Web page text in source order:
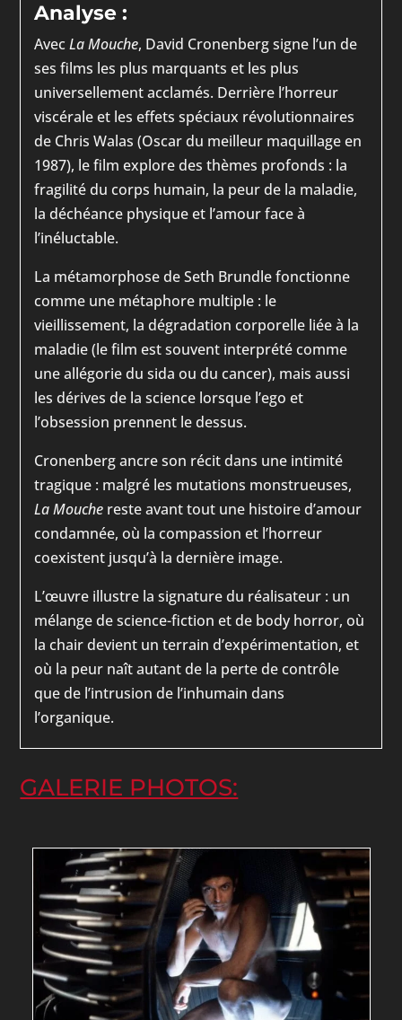
Analyse :
AvecLa Mouche, David Cronenberg signe l’un de
ses films les plus marquants et les plus
universellement acclamés. Derrière l’horreur
viscérale et les effets spéciaux révolutionnaires
de Chris Walas (Oscar du meilleur maquillage en
1987), le film explore des thèmes profonds : la
fragilité du corps humain, la peur de la maladie,
la déchéance physique et l’amour face à
l’inéluctable.
La métamorphose de Seth Brundle fonctionne
comme une métaphore multiple : le
vieillissement, la dégradation corporelle liée à la
maladie (le film est souvent interprété comme
une allégorie du sida ou du cancer), mais aussi
les dérives de la science lorsque l’ego et
l’obsession prennent le dessus.
Cronenberg ancre son récit dans une intimité
tragique : malgré les mutations monstrueuses,
La Mouche reste avant tout une histoire d’amour
condamnée, où la compassion et l’horreur
coexistent jusqu’à la dernière image.
L’œuvre illustre la signature du réalisateur : un
mélange de science-fiction et de body horror, où
la chair devient un terrain d’expérimentation, et
où la peur naît autant de la perte de contrôle
que de l’intrusion de l’inhumain dans
l’organique.
GALERIE PHOTOS: